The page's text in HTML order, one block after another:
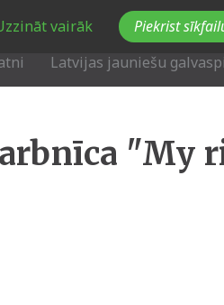
vairāk Piekrist
Latvijas jauniešu
"My